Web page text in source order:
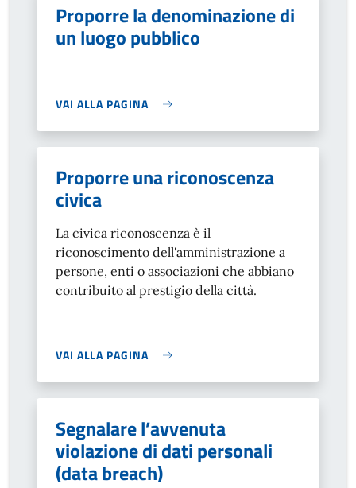
Proporre la denominazione di
un luogo pubblico
VAI ALLA PAGINA
Proporre una riconoscenza
civica
La civica riconoscenza è il
riconoscimento dell'amministrazione a
persone, enti o associazioni che abbiano
contribuito al prestigio della città.
VAI ALLA PAGINA
Segnalare l’avvenuta
violazione di dati personali
(data breach)